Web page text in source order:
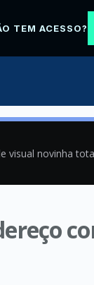
TEM ACESSO?
visual novinha